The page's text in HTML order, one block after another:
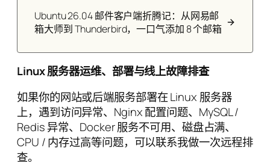
Ubuntu 26.04 邮件客户端折腾记：从网易邮
箱大师到 Thunderbird，一口气添加 8 个邮箱
Linux 服务器运维、部署与线上故障排查
如果你的网站或后端服务部署在 Linux 服务器
上，遇到访问异常、Nginx 配置问题、MySQL /
Redis 异常、Docker 服务不可用、磁盘占满、
CPU / 内存过高等问题，可以联系我做一次远程排
查。